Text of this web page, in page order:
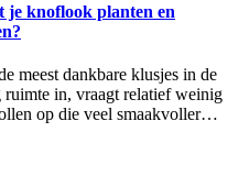
je knoflook planten en
meest dankbare klusjes in de
in, vraagt relatief weinig
op die veel smaakvoller…